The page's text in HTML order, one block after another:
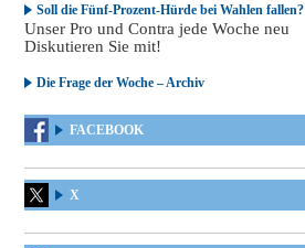
Soll die Fünf-Prozent-Hürde bei Wahlen fallen?
Unser Pro und Contra jede Woche neu
Diskutieren Sie mit!
Die Frage der Woche – Archiv
FACEBOOK
X